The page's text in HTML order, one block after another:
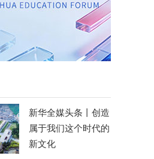
新华全媒头条丨 创造
属于我们这个时代的
新文化